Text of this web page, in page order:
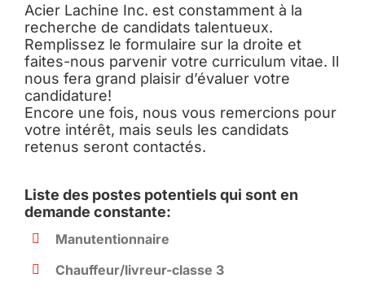
Acier Lachine Inc. est constamment à la
recherche de candidats talentueux.
Remplissez le formulaire sur la droite et
faites-nous parvenir votre curriculum vitae. Il
nous fera grand plaisir d’évaluer votre
candidature!
Encore une fois, nous vous remercions pour
votre intérêt, mais seuls les candidats
retenus seront contactés.
Liste des postes potentiels qui sont en
demande constante:
Manutentionnaire
Chauffeur/livreur-classe 3